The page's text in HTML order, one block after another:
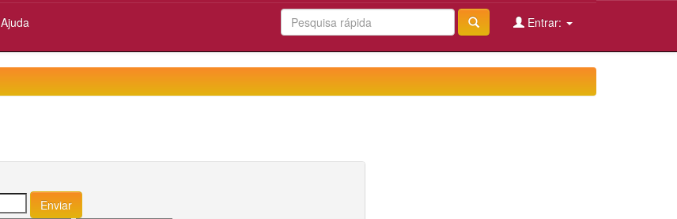
Ajuda Entrar: